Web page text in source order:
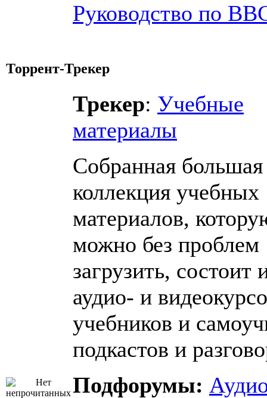
Руководство по
Торрент-Трекер
Трекер: Учебные
материалы
Собранная большая
коллекция учебных
материалов,
можно без проблем
загрузить, состоит
аудио- и
учебников и
подкастов и
Подфорумы: